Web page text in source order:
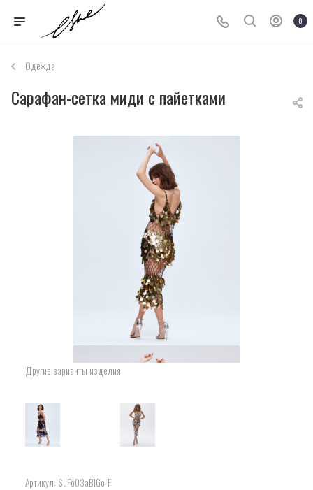
0
Одежда
Сарафан-сетка миди с пайетками
Другие варианты изделия
Артикул: SuFo03aBlGo-F